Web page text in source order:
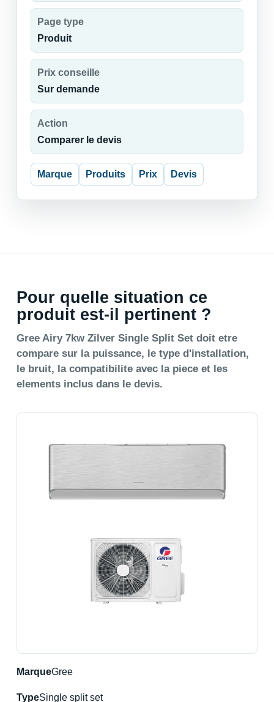
Page type
Produit
Prix conseille
Sur demande
Action
Comparer le devis
Marque Produits Prix Devis
Pour quelle situation ce
produit est-il pertinent ?
Gree Airy 7kw Zilver Single Split Set doit etre
compare sur la puissance, le type d'installation,
le bruit, la compatibilite avec la piece et les
elements inclus dans le devis.
MarqueGree
TypeSingle split set